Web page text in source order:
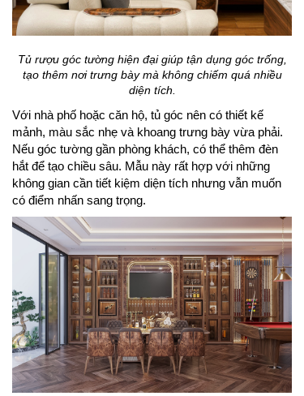
Tủ rượu góc tường hiện đại giúp tận dụng góc trống,
tạo thêm nơi trưng bày mà không chiếm quá nhiều
diện tích.
Với nhà phố hoặc căn hộ, tủ góc nên có thiết kế
mảnh, màu sắc nhẹ và khoang trưng bày vừa phải.
Nếu góc tường gần phòng khách, có thể thêm đèn
hắt để tạo chiều sâu. Mẫu này rất hợp với những
không gian cần tiết kiệm diện tích nhưng vẫn muốn
có điểm nhấn sang trọng.